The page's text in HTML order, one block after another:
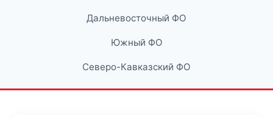
Дальневосточный ФО
Южный ФО
Северо-Кавказский ФО